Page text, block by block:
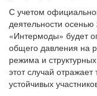
С учетом
деятельности
«Интермоды» будет
общего давления на
режима и
этот случай